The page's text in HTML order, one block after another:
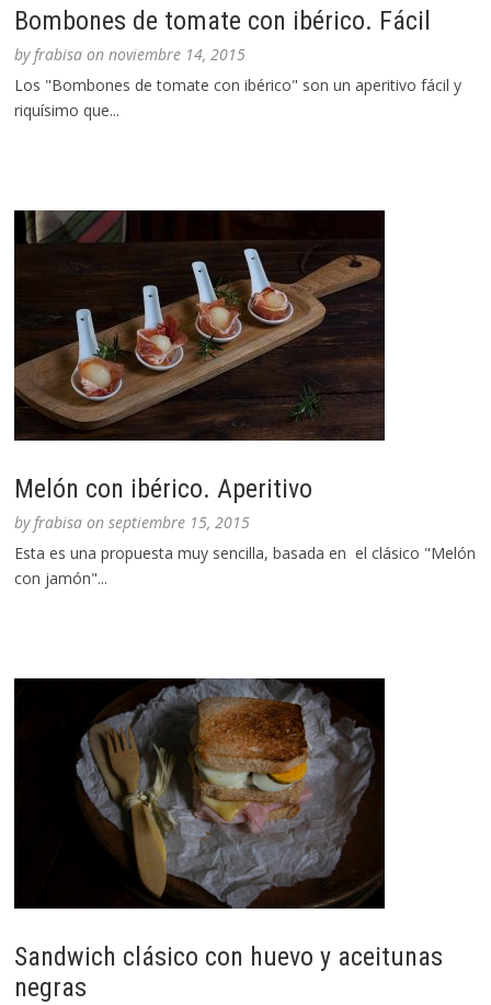
Bombones de tomate con ibérico. Fácil
byfrabisa onnoviembre 14, 2015
Los "Bombones de tomate con ibérico" son un aperitivo fácil y
riquísimo que...
Melón con ibérico. Aperitivo
byfrabisa onseptiembre 15, 2015
Esta es una propuesta muy sencilla, basada en el clásico "Melón
con jamón"...
Sandwich clásico con huevo y aceitunas
negras